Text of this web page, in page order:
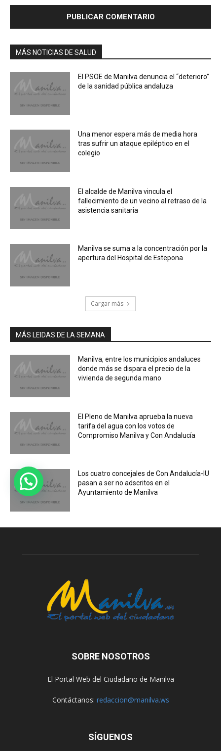
MÁS NOTICIAS DE SALUD
El PSOE de Manilva denuncia el “deterioro”
de la sanidad pública andaluza
Una menor espera más de media hora
tras sufrir un ataque epiléptico en el
colegio
El alcalde de Manilva vincula el
fallecimiento de un vecino al retraso de la
asistencia sanitaria
Manilva se suma a la concentración por la
apertura del Hospital de Estepona
Cargar más
MÁS LEIDAS DE LA SEMANA
Manilva, entre los municipios andaluces
donde más se dispara el precio de la
vivienda de segunda mano
El Pleno de Manilva aprueba la nueva
tarifa del agua con los votos de
Compromiso Manilva y Con Andalucía
Los cuatro concejales de Con Andalucía-IU
pasan a ser no adscritos en el
Ayuntamiento de Manilva
SOBRE NOSOTROS
El Portal Web del Ciudadano de Manilva
Contáctanos: redaccion@manilva.ws
SÍGUENOS